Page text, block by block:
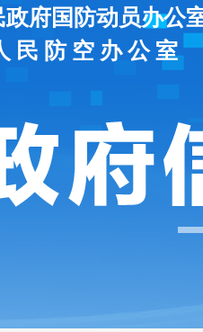
府国防动员办公
民 防 空 办 公 室